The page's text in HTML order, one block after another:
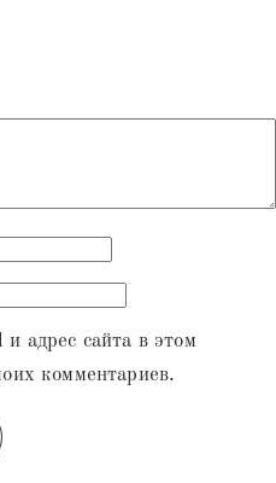
адрес сайта в этом
комментариев.